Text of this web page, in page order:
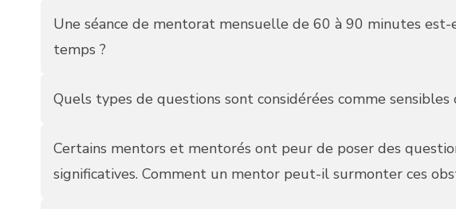
Une séance de mentorat mensuelle de 60 à 90 minutes
temps ?
Quels types de questions sont considérées comme
Certains mentors et mentorés ont peur de poser des
significatives. Comment un mentor peut-il surmonter ces